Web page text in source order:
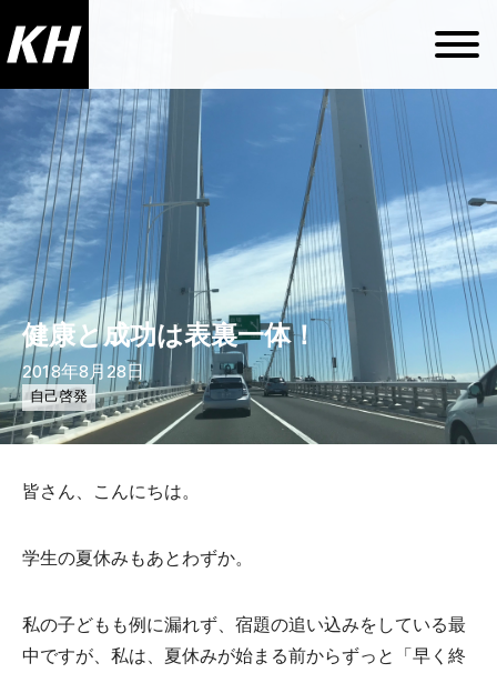
健康と成功は表裏一体！
2018年8月28日
自己啓発
皆さん、こんにちは。
学生の夏休みもあとわずか。
私の子どもも例に漏れず、宿題の追い込みをしている最
中ですが、私は、夏休みが始まる前からずっと「早く終